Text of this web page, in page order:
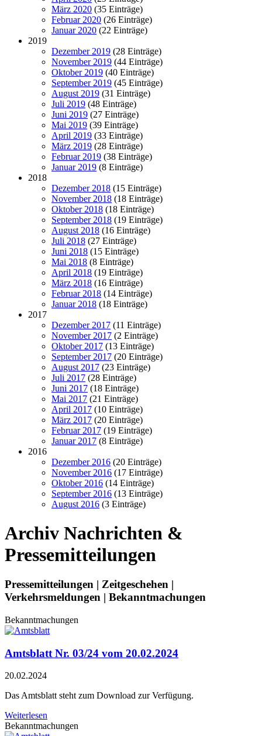
März 2020 (35 Einträge)
Februar 2020 (26 Einträge)
Januar 2020 (22 Einträge)
2019
Dezember 2019 (28 Einträge)
November 2019 (44 Einträge)
Oktober 2019 (40 Einträge)
September 2019 (45 Einträge)
August 2019 (31 Einträge)
Juli 2019 (48 Einträge)
Juni 2019 (27 Einträge)
Mai 2019 (39 Einträge)
April 2019 (33 Einträge)
März 2019 (28 Einträge)
Februar 2019 (38 Einträge)
Januar 2019 (8 Einträge)
2018
Dezember 2018 (15 Einträge)
November 2018 (18 Einträge)
Oktober 2018 (18 Einträge)
September 2018 (19 Einträge)
August 2018 (16 Einträge)
Juli 2018 (27 Einträge)
Juni 2018 (15 Einträge)
Mai 2018 (8 Einträge)
April 2018 (19 Einträge)
März 2018 (16 Einträge)
Februar 2018 (14 Einträge)
Januar 2018 (18 Einträge)
2017
Dezember 2017 (11 Einträge)
November 2017 (2 Einträge)
Oktober 2017 (13 Einträge)
September 2017 (20 Einträge)
August 2017 (23 Einträge)
Juli 2017 (28 Einträge)
Juni 2017 (18 Einträge)
Mai 2017 (21 Einträge)
April 2017 (10 Einträge)
März 2017 (20 Einträge)
Februar 2017 (19 Einträge)
Januar 2017 (8 Einträge)
2016
Dezember 2016 (20 Einträge)
November 2016 (17 Einträge)
Oktober 2016 (14 Einträge)
September 2016 (13 Einträge)
August 2016 (3 Einträge)
Archiv Nachrichten &
Pressemitteilungen
Pressemitteilungen | Zeitgeschehen |
Verkehrsmeldungen | Bekanntmachungen
Bekanntmachungen
Amtsblatt Nr. 03/24 vom 20.02.2024
20.02.2024
Das Amtsblatt steht zum Download zur Verfügung.
Weiterlesen
Bekanntmachungen